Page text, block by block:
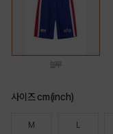
블루
사이즈 cm(inch)
M L